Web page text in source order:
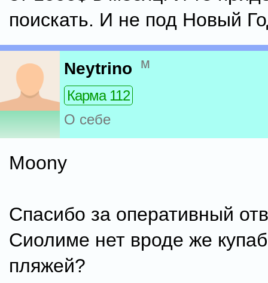
поискать. И не под Новый
Neytrino м
Карма 112
О себе
Moony
Спасибо за оперативный
Сиолиме нет вроде же
пляжей?